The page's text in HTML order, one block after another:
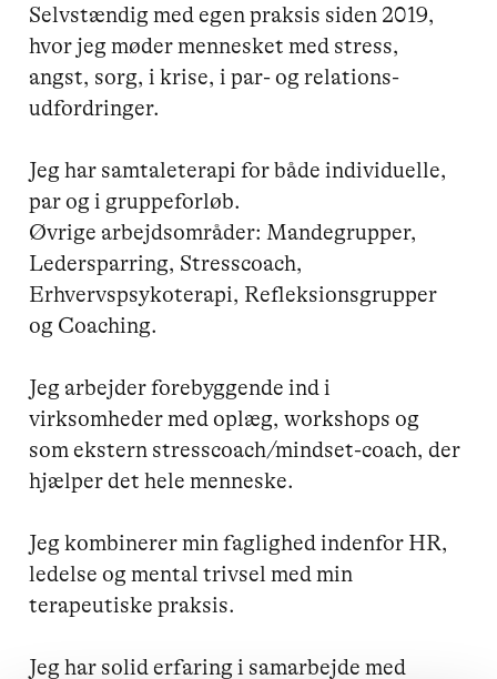
Selvstændig med egen praksis siden 2019,
hvor jeg møder mennesket med stress,
angst, sorg, i krise, i par- og relations-
udfordringer.
Jeg har samtaleterapi for både individuelle,
par og i gruppeforløb.
Øvrige arbejdsområder: Mandegrupper,
Ledersparring, Stresscoach,
Erhvervspsykoterapi, Refleksionsgrupper
og Coaching.
Jeg arbejder forebyggende ind i
virksomheder med oplæg, workshops og
som ekstern stresscoach/mindset-coach, der
hjælper det hele menneske.
Jeg kombinerer min faglighed indenfor HR,
ledelse og mental trivsel med min
terapeutiske praksis.
Jeg har solid erfaring i samarbejde med